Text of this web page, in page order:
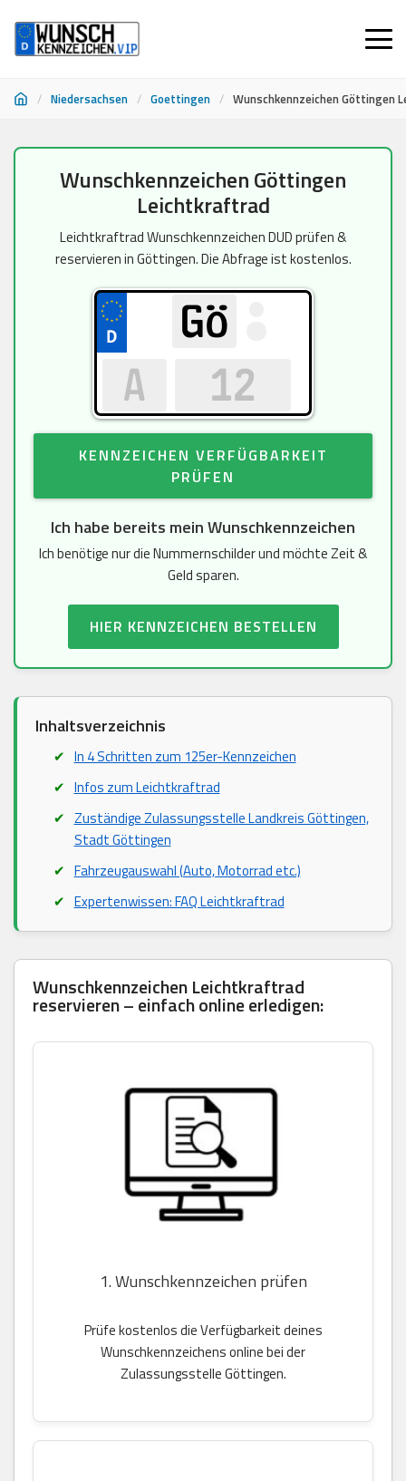
/ Niedersachsen / Goettingen / Wunschkennzeichen Göttingen
Wunschkennzeichen Göttingen
Leichtkraftrad
Leichtkraftrad Wunschkennzeichen DUD prüfen &
reservieren in Göttingen. Die Abfrage ist kostenlos.
KENNZEICHEN VERFÜGBARKEIT
PRÜFEN
Ich habe bereits mein Wunschkennzeichen
Ich benötige nur die Nummernschilder und möchte Zeit &
Geld sparen.
HIER KENNZEICHEN BESTELLEN
Inhaltsverzeichnis
In 4 Schritten zum 125er-Kennzeichen
Infos zum Leichtkraftrad
Zuständige Zulassungsstelle Landkreis Göttingen,
Stadt Göttingen
Fahrzeugauswahl (Auto, Motorrad etc.)
Expertenwissen: FAQ Leichtkraftrad
Wunschkennzeichen Leichtkraftrad
reservieren – einfach online erledigen:
1. Wunschkennzeichen prüfen
Prüfe kostenlos die Verfügbarkeit deines
Wunschkennzeichens online bei der
Zulassungsstelle Göttingen.